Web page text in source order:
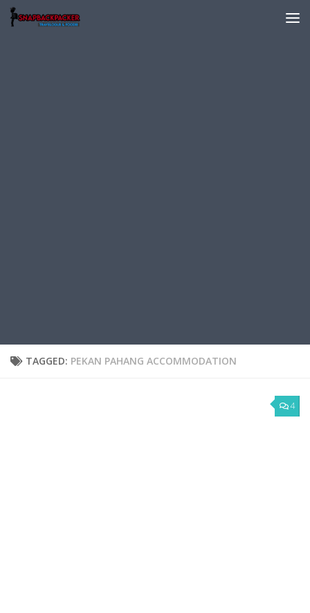
Skip to content
TAGGED: PEKAN PAHANG ACCOMMODATION
4